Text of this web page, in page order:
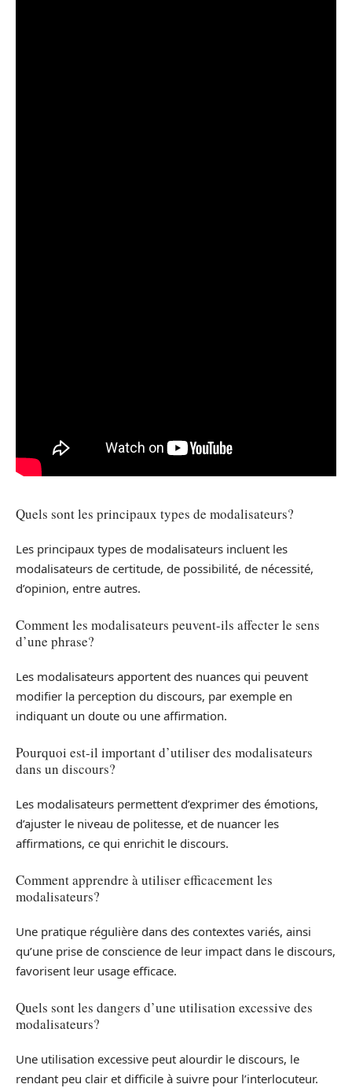
Quels sont les principaux types de modalisateurs?
Les principaux types de modalisateurs incluent les
modalisateurs de certitude, de possibilité, de nécessité,
d’opinion, entre autres.
Comment les modalisateurs peuvent-ils affecter le sens
d’une phrase?
Les modalisateurs apportent des nuances qui peuvent
modifier la perception du discours, par exemple en
indiquant un doute ou une affirmation.
Pourquoi est-il important d’utiliser des modalisateurs
dans un discours?
Les modalisateurs permettent d’exprimer des émotions,
d’ajuster le niveau de politesse, et de nuancer les
affirmations, ce qui enrichit le discours.
Comment apprendre à utiliser efficacement les
modalisateurs?
Une pratique régulière dans des contextes variés, ainsi
qu’une prise de conscience de leur impact dans le discours,
favorisent leur usage efficace.
Quels sont les dangers d’une utilisation excessive des
modalisateurs?
Une utilisation excessive peut alourdir le discours, le
rendant peu clair et difficile à suivre pour l’interlocuteur.